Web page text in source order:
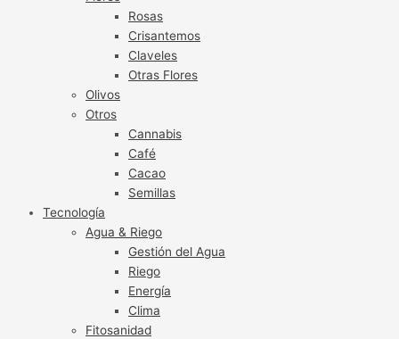
Rosas
Crisantemos
Claveles
Otras Flores
Olivos
Otros
Cannabis
Café
Cacao
Semillas
Tecnología
Agua & Riego
Gestión del Agua
Riego
Energía
Clima
Fitosanidad